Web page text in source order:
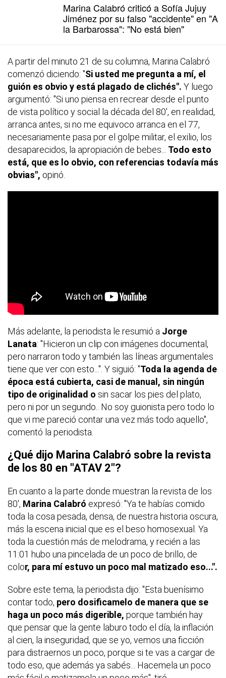
Marina Calabró criticó a Sofía Jujuy
Jiménez por su falso "accidente" en "A
la Barbarossa": "No está bien"
A partir del minuto 21 de su columna, Marina Calabró
comenzó diciendo: "Si usted me pregunta a mí, el
guión es obvio y está plagado de clichés". Y luego
argumentó: "Si uno piensa en recrear desde el punto
de vista político y social la década del 80', en realidad,
arranca antes, si no me equivoco arranca en el 77,
necesariamente pasa por el golpe militar, el exilio, los
desaparecidos, la apropiación de bebes... Todo esto
está, que es lo obvio, con referencias todavía más
obvias", opinó.
Más adelante, la periodista le resumió a Jorge
Lanata: "Hicieron un clip con imágenes documental,
pero narraron todo y también las líneas argumentales
tiene que ver con esto...". Y siguió: "Toda la agenda de
época está cubierta, casi de manual, sin ningún
tipo de originalidad o sin sacar los pies del plato,
pero ni por un segundo.. No soy guionista pero todo lo
que vi me pareció contar una vez más todo aquello",
comentó la periodista.
¿Qué dijo Marina Calabró sobre la revista
de los 80 en "ATAV 2"?
En cuanto a la parte donde muestran la revista de los
80', Marina Calabró expresó: "Ya te habías comido
toda la cosa pesada, densa, de nuestra historia oscura,
más la escena inicial que es el beso homosexual. Ya
toda la cuestión más de melodrama, y recién a las
11:01 hubo una pincelada de un poco de brillo, de
color, para mí estuvo un poco mal matizado eso...".
Sobre este tema, la periodista dijo: "Esta buenísimo
contar todo, pero dosificamelo de manera que se
haga un poco más digerible, porque también hay
que pensar que la gente laburo todo el día, la inflación
al cien, la inseguridad, que se yo, vemos una ficción
para distraernos un poco, porque si te vas a cargar de
todo eso, que además ya sabés... Hacemela un poco